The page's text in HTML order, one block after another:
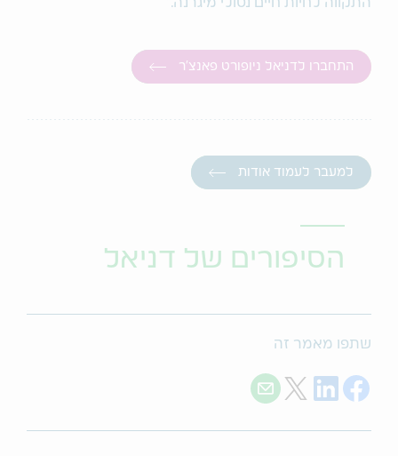
התקווה לחיות חיים נטולי מיגרנה."
התחברו לדניאל ניופורט פאנצ'ר
למעבר לעמוד אודות
הסיפורים של דניאל
שתפו מאמר זה
Share on Facebook
Share on LinkedIn
Share on Twitter
Share with E-mail